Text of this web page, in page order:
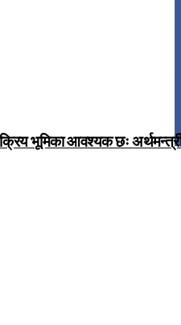
भूमिका आवश्यक छः अर्थमन्त्री